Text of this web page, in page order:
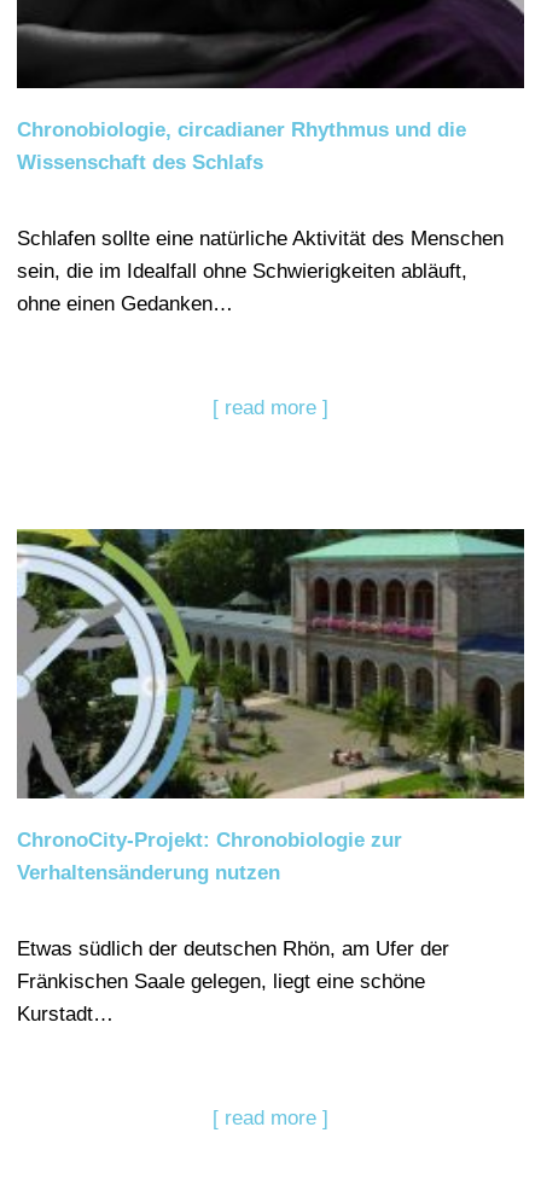
Chronobiologie, circadianer Rhythmus und die
Wissenschaft des Schlafs
Schlafen sollte eine natürliche Aktivität des Menschen
sein, die im Idealfall ohne Schwierigkeiten abläuft,
ohne einen Gedanken…
[ read more ]
ChronoCity-Projekt: Chronobiologie zur
Verhaltensänderung nutzen
Etwas südlich der deutschen Rhön, am Ufer der
Fränkischen Saale gelegen, liegt eine schöne
Kurstadt…
[ read more ]